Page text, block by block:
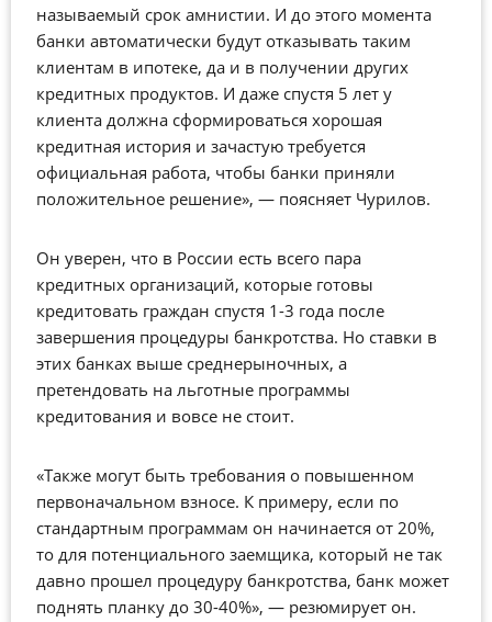
называемый срок амнистии. И до этого момента
банки автоматически будут отказывать таким
клиентам в ипотеке, да и в получении других
кредитных продуктов. И даже спустя 5 лет у
клиента должна сформироваться хорошая
кредитная история и зачастую требуется
официальная работа, чтобы банки приняли
положительное решение», — поясняет Чурилов.
Он уверен, что в России есть всего пара
кредитных организаций, которые готовы
кредитовать граждан спустя 1-3 года после
завершения процедуры банкротства. Но ставки в
этих банках выше среднерыночных, а
претендовать на льготные программы
кредитования и вовсе не стоит.
«Также могут быть требования о повышенном
первоначальном взносе. К примеру, если по
стандартным программам он начинается от 20%,
то для потенциального заемщика, который не так
давно прошел процедуру банкротства, банк может
поднять планку до 30-40%», — резюмирует он.